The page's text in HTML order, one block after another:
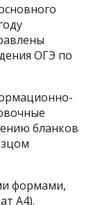
ОГЭ по
бланков
формами,
А4).